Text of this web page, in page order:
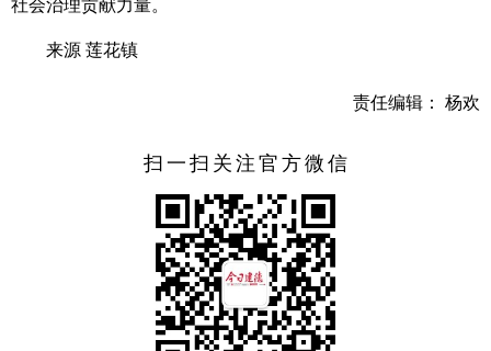
社会治理贡献力量。
来源 莲花镇
责任编辑： 杨欢
扫一扫关注官方微信